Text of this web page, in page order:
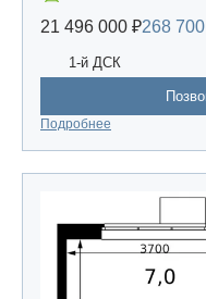
21 496 000 ₽268
1-й ДСК
Подробнее